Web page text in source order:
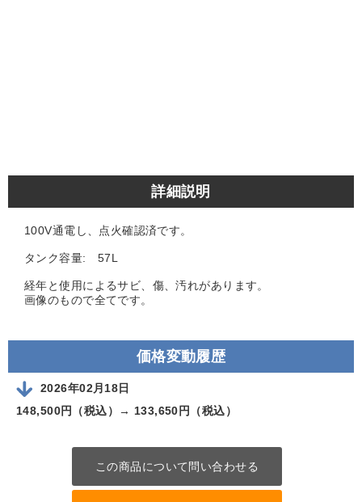
詳細説明
100V通電し、点火確認済です。
タンク容量: 57L
経年と使用によるサビ、傷、汚れがあります。
画像のもので全てです。
価格変動履歴
2026年02月18日
148,500円（税込）→ 133,650円（税込）
この商品について問い合わせる